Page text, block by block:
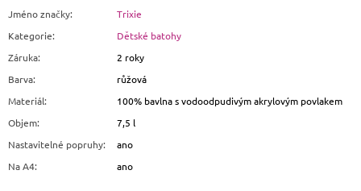
Jméno značky:
Trixie
Kategorie:
Dětské batohy
Záruka:
2 roky
Barva:
růžová
Materiál:
100% bavlna s vodoodpudivým akrylovým povlakem
Objem:
7,5 l
Nastavitelné popruhy:
ano
Na A4: ano